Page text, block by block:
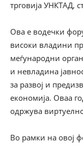
трговија УНКТАД,
Ова е водечки
високи владини
меѓународни
и невладина
за развој и
економија. Оваа
одржува
Во рамки на овој